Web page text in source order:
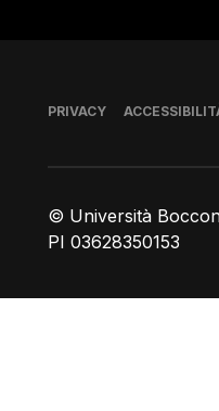
© Università
PI 03628350153
Piè di pagina
PRIVACY